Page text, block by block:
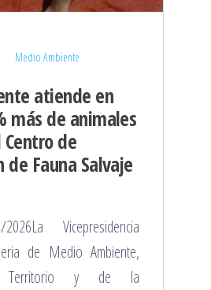
Medio Ambiente
atiende en
más de animales
de
de Fauna Salvaje
Vicepresidencia
de Medio Ambiente,
Territorio y de la